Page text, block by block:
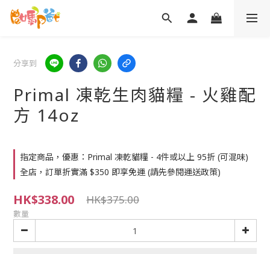
分享到
Primal 凍乾生肉貓糧 - 火雞配
方 14oz
指定商品，優惠：Primal 凍乾貓糧 - 4件或以上 95折 (可混味)
全店，訂單折實滿 $350 即享免運 (請先參閱運送政策)
HK$338.00 HK$375.00
數量